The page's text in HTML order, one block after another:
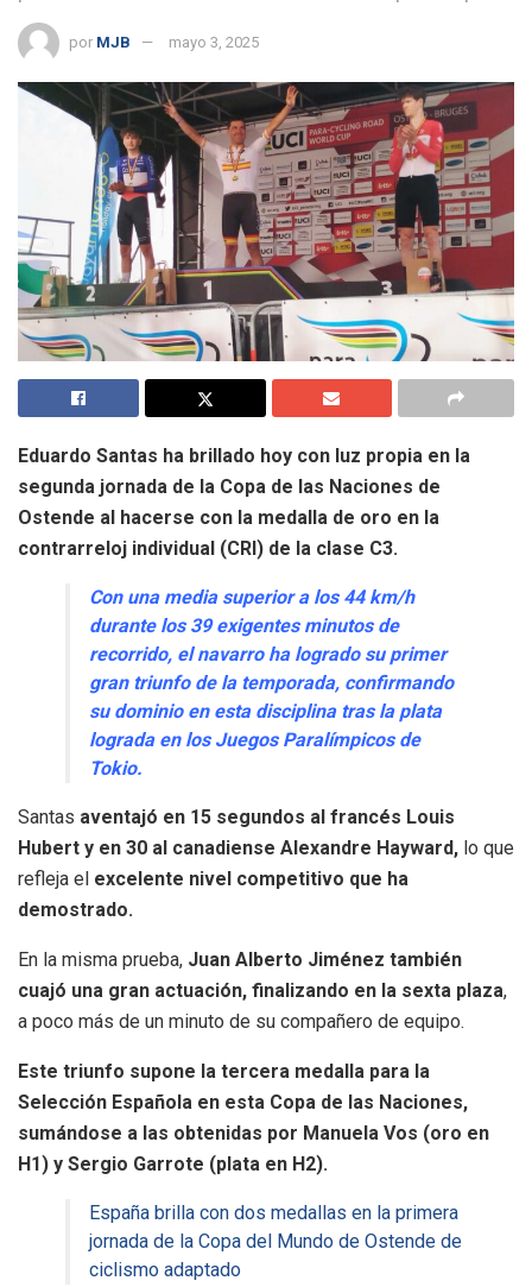
por MJB mayo 3, 2025
Eduardo Santas ha brillado hoy con luz propia en la
segunda jornada de la Copa de las Naciones de
Ostende al hacerse con la medalla de oro en la
contrarreloj individual (CRI) de la clase C3.
Con una media superior a los 44 km/h
durante los 39 exigentes minutos de
recorrido, el navarro ha logrado su primer
gran triunfo de la temporada, confirmando
su dominio en esta disciplina tras la plata
lograda en los Juegos Paralímpicos de
Tokio.
Santas aventajó en 15 segundos al francés Louis
Hubert y en 30 al canadiense Alexandre Hayward, lo que
refleja el excelente nivel competitivo que ha
demostrado.
En la misma prueba, Juan Alberto Jiménez también
cuajó una gran actuación, finalizando en la sexta plaza,
a poco más de un minuto de su compañero de equipo.
Este triunfo supone la tercera medalla para la
Selección Española en esta Copa de las Naciones,
sumándose a las obtenidas por Manuela Vos (oro en
H1) y Sergio Garrote (plata en H2).
España brilla con dos medallas en la primera
jornada de la Copa del Mundo de Ostende de
ciclismo adaptado